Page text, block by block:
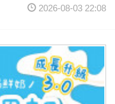
2026-08-03 22:08